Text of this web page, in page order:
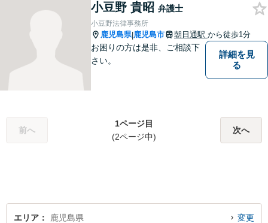
なご相談でも、どうぞお気軽
にお声がけください。【初回
相談無料】【電話・WEB面談
可】
小豆野 貴昭 弁護士
小豆野法律事務所
鹿児島県|鹿児島市 朝日通駅 から徒歩1分
お困りの方は是非、ご相談下
さい。
詳細を見
る
前へ
1ページ目
(2ページ中)
次へ
エリア 鹿児島県 変更